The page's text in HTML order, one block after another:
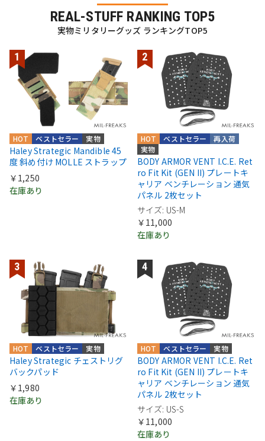
REAL-STUFF RANKING TOP5
実物ミリタリーグッズ ランキングTOP5
実物
ベストセラー
HOT
Haley Strategic Mandible 45
度 斜め付け MOLLE ストラップ
￥1,250
在庫あり
実物
再入荷
ベストセラー
HOT
BODY ARMOR VENT I.C.E. Ret
ro Fit Kit (GEN II) プレートキ
ャリア ベンチレーション 通気
パネル 2枚セット
サイズ: US-M
￥11,000
在庫あり
実物
ベストセラー
HOT
Haley Strategic チェストリグ
バックパッド
￥1,980
在庫あり
実物
ベストセラー
HOT
BODY ARMOR VENT I.C.E. Ret
ro Fit Kit (GEN II) プレートキ
ャリア ベンチレーション 通気
パネル 2枚セット
サイズ: US-S
￥11,000
在庫あり